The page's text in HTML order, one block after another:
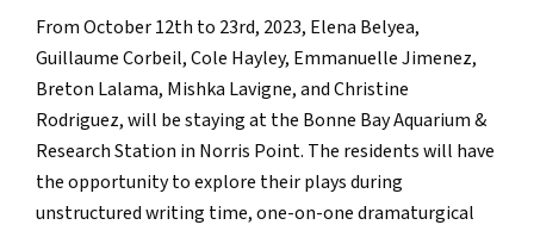
From October 12th to 23rd, 2023, Elena Belyea,
Guillaume Corbeil, Cole Hayley, Emmanuelle Jimenez,
Breton Lalama, Mishka Lavigne, and Christine
Rodriguez, will be staying at the Bonne Bay Aquarium &
Research Station in Norris Point. The residents will have
the opportunity to explore their plays during
unstructured writing time, one-on-one dramaturgical